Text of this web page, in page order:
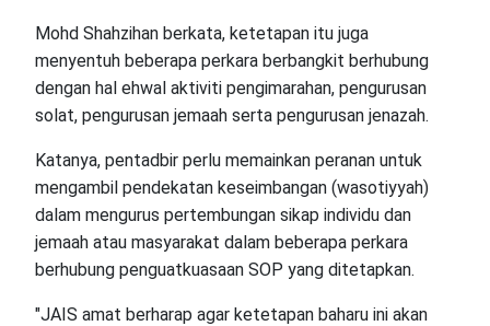
Mohd Shahzihan berkata, ketetapan itu juga
menyentuh beberapa perkara berbangkit berhubung
dengan hal ehwal aktiviti pengimarahan, pengurusan
solat, pengurusan jemaah serta pengurusan jenazah.
Katanya, pentadbir perlu memainkan peranan untuk
mengambil pendekatan keseimbangan (wasotiyyah)
dalam mengurus pertembungan sikap individu dan
jemaah atau masyarakat dalam beberapa perkara
berhubung penguatkuasaan SOP yang ditetapkan.
"JAIS amat berharap agar ketetapan baharu ini akan